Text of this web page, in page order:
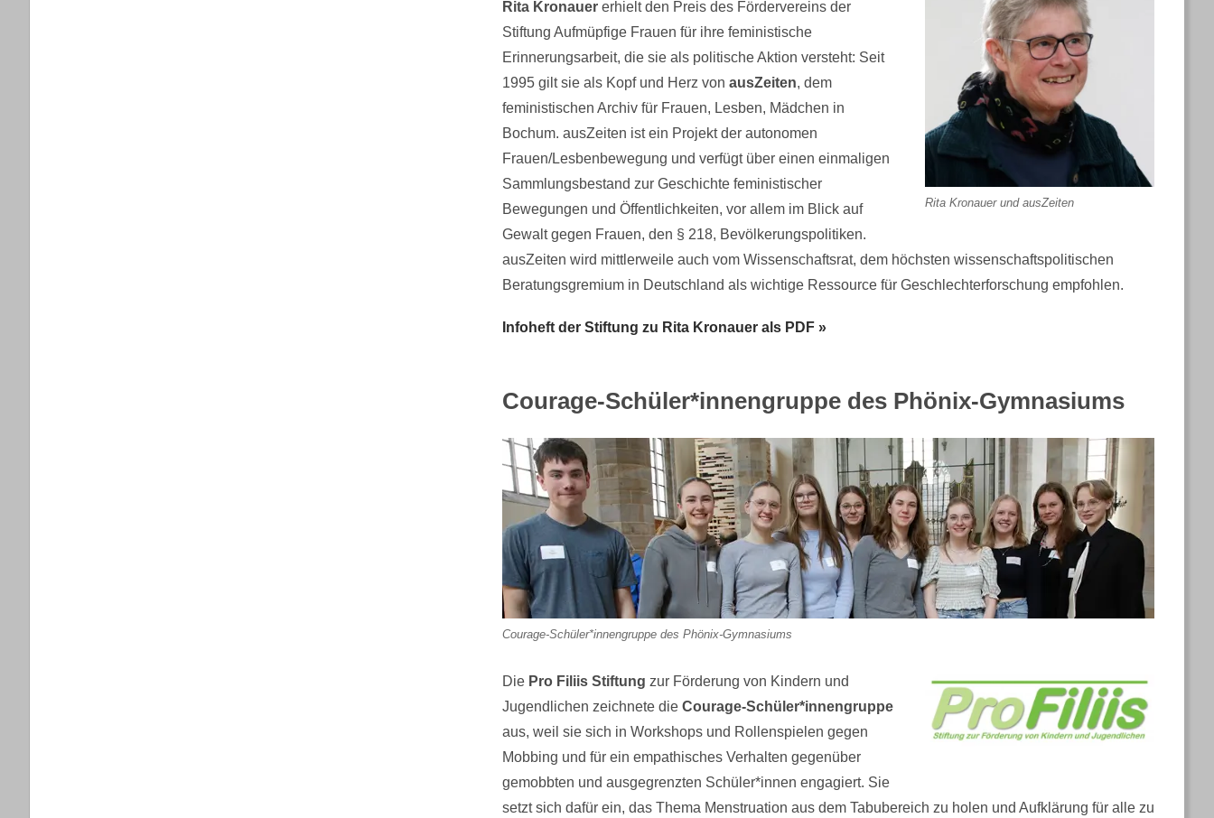
Rita Kronauer und ausZeiten
Rita Kronauererhielt den Preis des Fördervereins der
Stiftung Aufmüpfige Frauen für ihre feministische
Erinnerungsarbeit, die sie als politische Aktion versteht: Seit
1995 gilt sie als Kopf und Herz von ausZeiten, dem
feministischen Archiv für Frauen, Lesben, Mädchen in
Bochum. ausZeiten ist ein Projekt der autonomen
Frauen/Lesbenbewegung und verfügt über einen einmaligen
Sammlungsbestand zur Geschichte feministischer
Bewegungen und Öffentlichkeiten, vor allem im Blick auf
Gewalt gegen Frauen, den § 218, Bevölkerungspolitiken.
ausZeiten wird mittlerweile auch vom Wissenschaftsrat, dem höchsten wissenschaftspolitischen
Beratungsgremium in Deutschland als wichtige Ressource für Geschlechterforschung empfohlen.
Infoheft der Stiftung zu Rita Kronauer als PDF »
Courage-Schüler*innengruppe des Phönix-Gymnasiums
Courage-Schüler*innengruppe des Phönix-Gymnasiums
Die Pro Filiis Stiftung zur Förderung von Kindern und
Jugendlichen zeichnete die Courage-Schüler*innengruppe
aus, weil sie sich in Workshops und Rollenspielen gegen
Mobbing und für ein empathisches Verhalten gegenüber
gemobbten und ausgegrenzten Schüler*innen engagiert. Sie
setzt sich dafür ein, das Thema Menstruation aus dem Tabubereich zu holen und Aufklärung für alle zu